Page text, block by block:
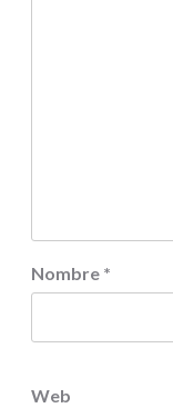
Nombre *
Web